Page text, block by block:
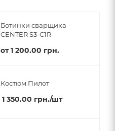
Ботинки сварщика
CENTER S3-C1R
от1 200.00 грн.
Костюм Пилот
1 350.00 грн./шт